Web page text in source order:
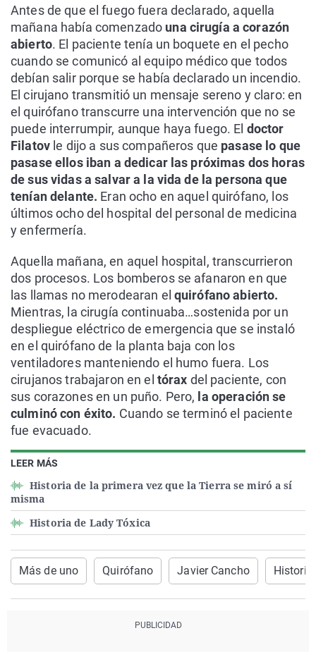
LEER MÁS
Historia de la primera vez que la Tierra se miró a sí
misma
Historia de Lady Tóxica
Antes de que el fuego fuera declarado, aquella
mañana había comenzado una cirugía a corazón
abierto. El paciente tenía un boquete en el pecho
cuando se comunicó al equipo médico que todos
debían salir porque se había declarado un incendio.
El cirujano transmitió un mensaje sereno y claro: en
el quirófano transcurre una intervención que no se
puede interrumpir, aunque haya fuego. El doctor
Filatovle dijo a sus compañeros que pasase lo que
pasase ellos iban a dedicar las próximas dos horas
de sus vidas a salvar a la vida de la persona que
tenían delante. Eran ocho en aquel quirófano, los
últimos ocho del hospital del personal de medicina
y enfermería.
Aquella mañana, en aquel hospital, transcurrieron
dos procesos. Los bomberos se afanaron en que
las llamas no merodearan el quirófano abierto.
Mientras, la cirugía continuaba…sostenida por un
despliegue eléctrico de emergencia que se instaló
en el quirófano de la planta baja con los
ventiladores manteniendo el humo fuera. Los
cirujanos trabajaron en el tórax del paciente, con
sus corazones en un puño. Pero, la operación se
culminó con éxito. Cuando se terminó el paciente
fue evacuado.
Más de uno Quirófano Javier Cancho Historia